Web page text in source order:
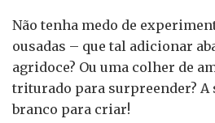
Não tenha medo de
ousadas – que tal adicionar
agridoce? Ou uma colher de
triturado para surpreender? A
branco para criar!